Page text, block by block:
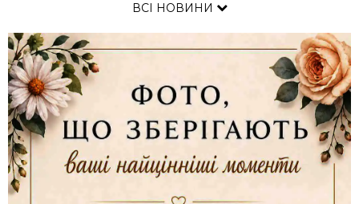
ВСІ НОВИНИ